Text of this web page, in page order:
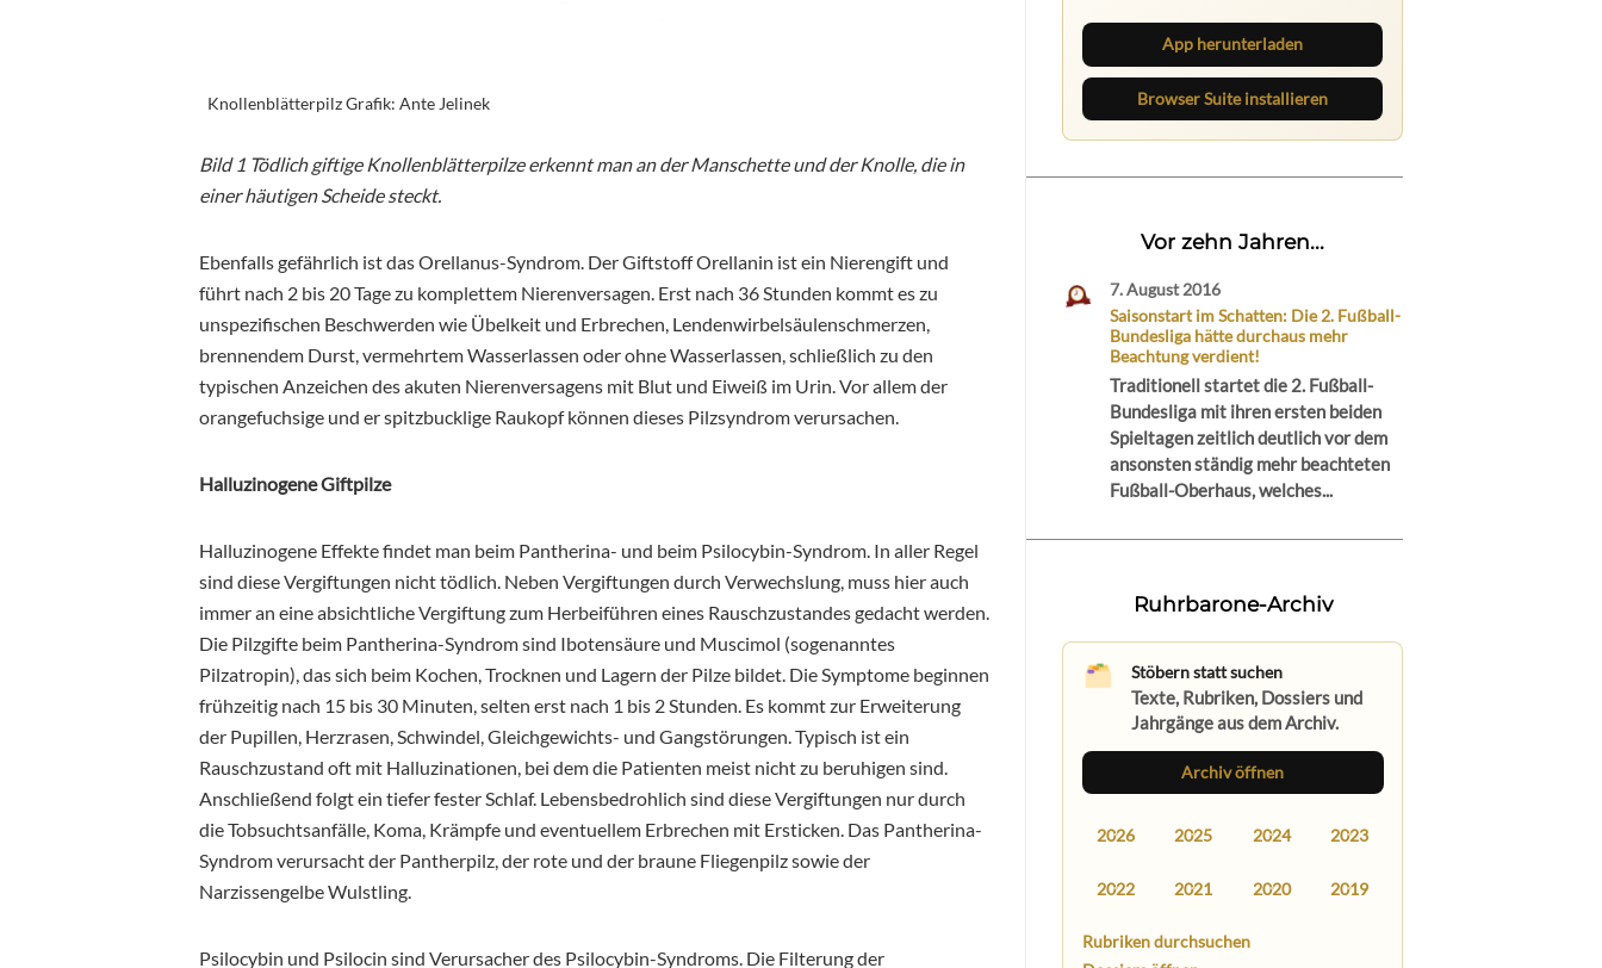
Knollenblätterpilz Grafik: Ante Jelinek
Bild 1 Tödlich giftige Knollenblätterpilze erkennt man an der Manschette und der Knolle, die in
einer häutigen Scheide steckt.
Ebenfalls gefährlich ist das Orellanus-Syndrom. Der Giftstoff Orellanin ist ein Nierengift und
führt nach 2 bis 20 Tage zu komplettem Nierenversagen. Erst nach 36 Stunden kommt es zu
unspezifischen Beschwerden wie Übelkeit und Erbrechen, Lendenwirbelsäulenschmerzen,
brennendem Durst, vermehrtem Wasserlassen oder ohne Wasserlassen, schließlich zu den
typischen Anzeichen des akuten Nierenversagens mit Blut und Eiweiß im Urin. Vor allem der
orangefuchsige und er spitzbucklige Raukopf können dieses Pilzsyndrom verursachen.
Halluzinogene Giftpilze
Halluzinogene Effekte findet man beim Pantherina- und beim Psilocybin-Syndrom. In aller Regel
sind diese Vergiftungen nicht tödlich. Neben Vergiftungen durch Verwechslung, muss hier auch
immer an eine absichtliche Vergiftung zum Herbeiführen eines Rauschzustandes gedacht werden.
Die Pilzgifte beim Pantherina-Syndrom sind Ibotensäure und Muscimol (sogenanntes
Pilzatropin), das sich beim Kochen, Trocknen und Lagern der Pilze bildet. Die Symptome beginnen
frühzeitig nach 15 bis 30 Minuten, selten erst nach 1 bis 2 Stunden. Es kommt zur Erweiterung
der Pupillen, Herzrasen, Schwindel, Gleichgewichts- und Gangstörungen. Typisch ist ein
Rauschzustand oft mit Halluzinationen, bei dem die Patienten meist nicht zu beruhigen sind.
Anschließend folgt ein tiefer fester Schlaf. Lebensbedrohlich sind diese Vergiftungen nur durch
die Tobsuchtsanfälle, Koma, Krämpfe und eventuellem Erbrechen mit Ersticken. Das Pantherina-
Syndrom verursacht der Pantherpilz, der rote und der braune Fliegenpilz sowie der
Narzissengelbe Wulstling.
Psilocybin und Psilocin sind Verursacher des Psilocybin-Syndroms. Die Filterung der
App herunterladen
Browser Suite installieren
Vor zehn Jahren...
7. August 2016
Saisonstart im Schatten: Die 2. Fußball-
Bundesliga hätte durchaus mehr
Beachtung verdient!
Traditionell startet die 2. Fußball-
Bundesliga mit ihren ersten beiden
Spieltagen zeitlich deutlich vor dem
ansonsten ständig mehr beachteten
Fußball-Oberhaus, welches...
Ruhrbarone-Archiv
Stöbern statt suchen
Texte, Rubriken, Dossiers und
Jahrgänge aus dem Archiv.
Archiv öffnen
2026 2025 2024 2023
2022 2021 2020 2019
Rubriken durchsuchen